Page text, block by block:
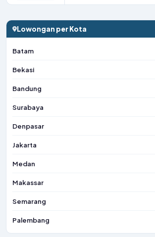
Lowongan per Kota
Batam
Bekasi
Bandung
Surabaya
Denpasar
Jakarta
Medan
Makassar
Semarang
Palembang